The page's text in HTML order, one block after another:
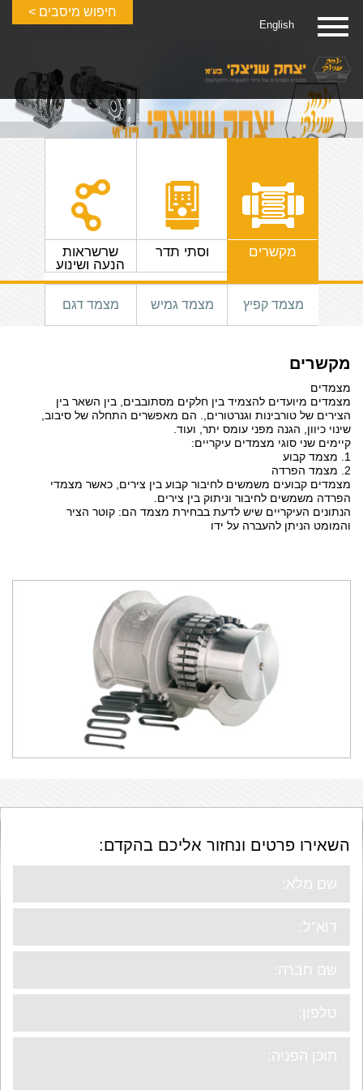
חיפוש מיסבים >
English
מקשרים וסתי תדר
שרשראות
הנעה ושינוע
מצמד קפיץ מצמד גמיש מצמד דגם
מקשרים
מצמדים
מצמדים מיועדים להצמיד בין חלקים מסתובבים, בין השאר בין
הצירים של טורבינות וגנרטורים,. הם מאפשרים התחלה של סיבוב,
שינוי כיוון, הגנה מפני עומס יתר, ועוד.
קיימים שני סוגי מצמדים עיקריים:
1. מצמד קבוע
2. מצמד הפרדה
מצמדים קבועים משמשים לחיבור קבוע בין צירים, כאשר מצמדי
הפרדה משמשים לחיבור וניתוק בין צירים.
הנתונים העיקריים שיש לדעת בבחירת מצמד הם: קוטר הציר
והמומט הניתן להעברה על ידו
השאירו פרטים ונחזור אליכם בהקדם: